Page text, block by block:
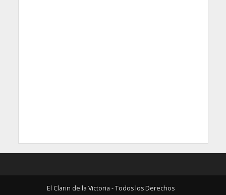
El Clarin de la Victoria - Todos los Derechos